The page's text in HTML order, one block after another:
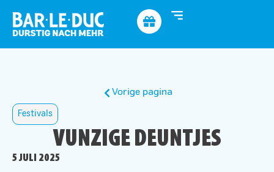
Vorige pagina
Festivals
VUNZIGE DEUNTJES
5 JULI 2025